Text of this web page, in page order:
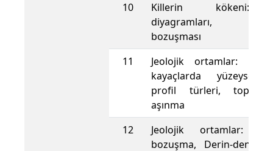
10
Killerin kökeni:
diyagramları,
bozuşması
11
Jeolojik ortamlar:
kayaçlarda yüzeysel
profil türleri,
aşınma
12
Jeolojik ortamlar:
bozuşma, Derin-deniz